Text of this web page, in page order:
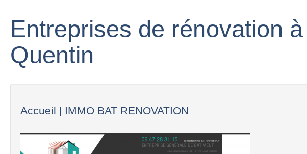
Entreprises de rénovation
Quentin
Accueil | IMMO BAT RENOVATION